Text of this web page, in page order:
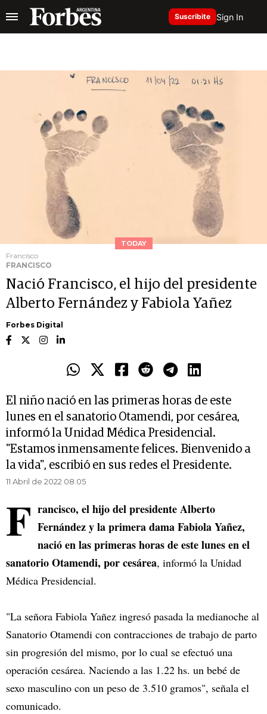
Suscribite Sign In
TODAY
Francisco
FRANCISCO
Nació Francisco, el hijo del presidente
Alberto Fernández y Fabiola Yañez
Forbes Digital
El niño nació en las primeras horas de este
lunes en el sanatorio Otamendi, por cesárea,
informó la Unidad Médica Presidencial.
"Estamos inmensamente felices. Bienvenido a
la vida", escribió en sus redes el Presidente.
11 Abril de 2022 08.05
F rancisco, el hijo del presidente Alberto
Fernández y la primera dama Fabiola Yañez,
nació en las primeras horas de este lunes en el
sanatorio Otamendi, por cesárea, informó la Unidad
Médica Presidencial.
"La señora Fabiola Yañez ingresó pasada la medianoche al
Sanatorio Otamendi con contracciones de trabajo de parto
sin progresión del mismo, por lo cual se efectuó una
operación cesárea. Naciendo a las 1.22 hs. un bebé de
sexo masculino con un peso de 3.510 gramos", señala el
comunicado.